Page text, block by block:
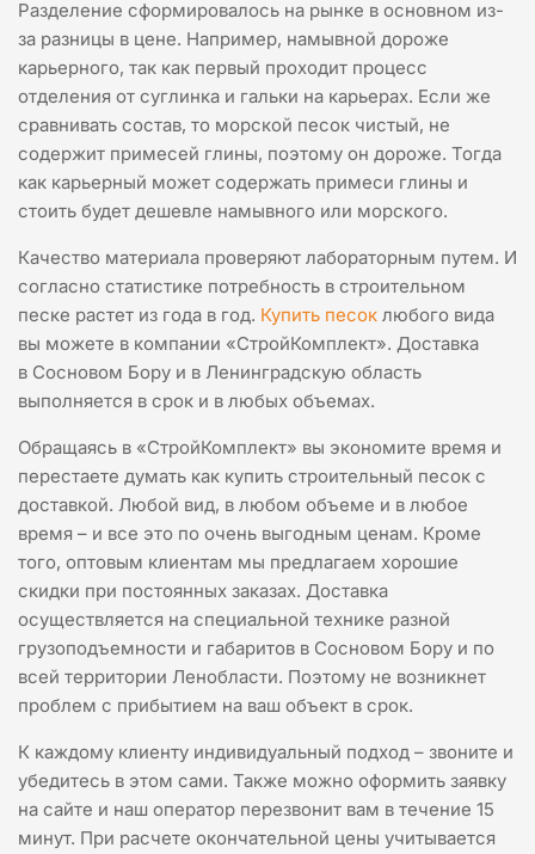
Разделение сформировалось на рынке в основном из-
за разницы в цене. Например, намывной дороже
карьерного, так как первый проходит процесс
отделения от суглинка и гальки на карьерах. Если же
сравнивать состав, то морской песок чистый, не
содержит примесей глины, поэтому он дороже. Тогда
как карьерный может содержать примеси глины и
стоить будет дешевле намывного или морского.
Качество материала проверяют лабораторным путем. И
согласно статистике потребность в строительном
песке растет из года в год. Купить песок любого вида
вы можете в компании «СтройКомплект». Доставка
в Сосновом Бору и в Ленинградскую область
выполняется в срок и в любых объемах.
Обращаясь в «СтройКомплект» вы экономите время и
перестаете думать как купить строительный песок с
доставкой. Любой вид, в любом объеме и в любое
время – и все это по очень выгодным ценам. Кроме
того, оптовым клиентам мы предлагаем хорошие
скидки при постоянных заказах. Доставка
осуществляется на специальной технике разной
грузоподъемности и габаритов в Сосновом Бору и по
всей территории Ленобласти. Поэтому не возникнет
проблем с прибытием на ваш объект в срок.
К каждому клиенту индивидуальный подход – звоните и
убедитесь в этом сами. Также можно оформить заявку
на сайте и наш оператор перезвонит вам в течение 15
минут. При расчете окончательной цены учитывается